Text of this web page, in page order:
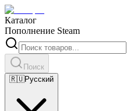
Каталог
Пополнение Steam
Поиск
🇷🇺Русский